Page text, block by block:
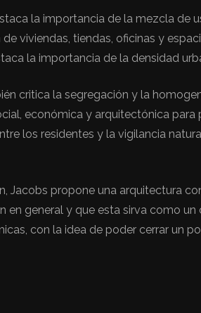
la importancia de la mezcla de
viviendas, tiendas, oficinas y
la importancia de la densidad
critica la segregación y la
económica y arquitectónica para
los residentes y la vigilancia
Jacobs propone una arquitectura
en general y que esta sirva como
con la idea de poder cerrar un